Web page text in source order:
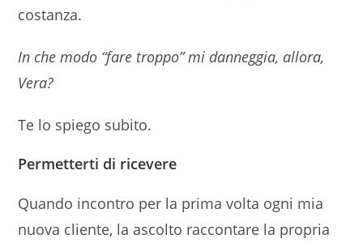
costanza.
In che modo “fare troppo” mi danneggia, allora,
Vera?
Te lo spiego subito.
Permetterti di ricevere
Quando incontro per la prima volta ogni mia
nuova cliente, la ascolto raccontare la propria